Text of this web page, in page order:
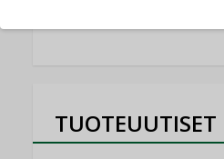
TUOTEUUTISET